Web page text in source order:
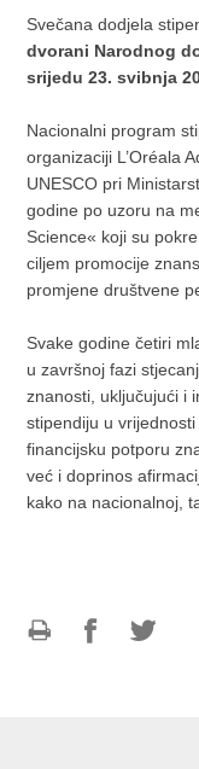
Svečana dodjela
dvorani Narodnog
srijedu 23. svibnja
Nacionalni program
organizaciji L’Oréala
UNESCO pri
godine po uzoru na
Science« koji su
ciljem promocije
promjene društvene
Svake godine četiri
u završnoj fazi
znanosti, uključujući i
stipendiju u
financijsku potporu
već i doprinos
kako na nacionalnoj,